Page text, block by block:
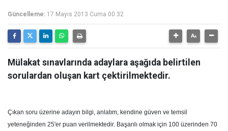
Güncelleme: 17 Mayıs 2013 Cuma 00:32
Mülakat sınavlarında adaylara aşağıda belirtilen
sorulardan oluşan kart çektirilmektedir.
Çıkan soru üzerine adayın bilgi, anlatım, kendine güven ve temsil
yeteneğinden 25'er puan verilmektedir. Başarılı olmak için 100 üzerinden 70